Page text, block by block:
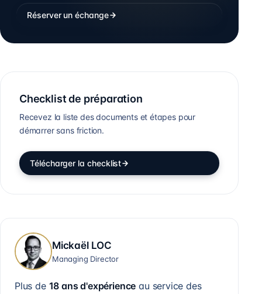
Réserver un échange
Checklist de préparation
Recevez la liste des documents et étapes pour
démarrer sans friction.
Télécharger la checklist
Mickaël LOC
Managing Director
Plus de 18 ans d'expérience au service des